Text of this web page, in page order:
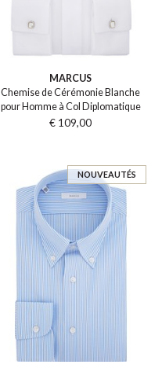
MARCUS
Chemise de Cérémonie Blanche
pour Homme à Col Diplomatique
€ 109,00
NOUVEAUTÉS